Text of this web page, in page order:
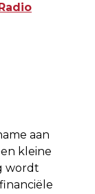
aan
kleine
wordt